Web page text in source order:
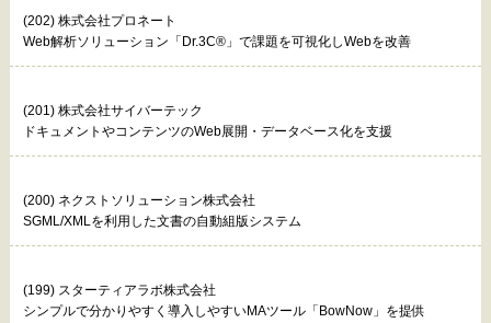
(202) 株式会社プロネート
Web解析ソリューション「Dr.3C®」で課題を可視化しWebを改善
(201) 株式会社サイバーテック
ドキュメントやコンテンツのWeb展開・データベース化を支援
(200) ネクストソリューション株式会社
SGML/XMLを利用した文書の自動組版システム
(199) スターティアラボ株式会社
シンプルで分かりやすく導入しやすいMAツール「BowNow」を提供